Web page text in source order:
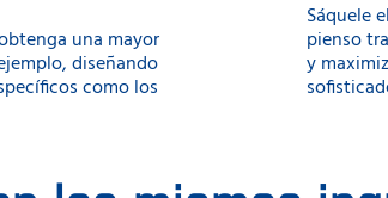
una mayor
diseñando
como los
Sáquele
pienso
y